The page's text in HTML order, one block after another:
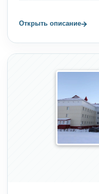
Открыть описание→